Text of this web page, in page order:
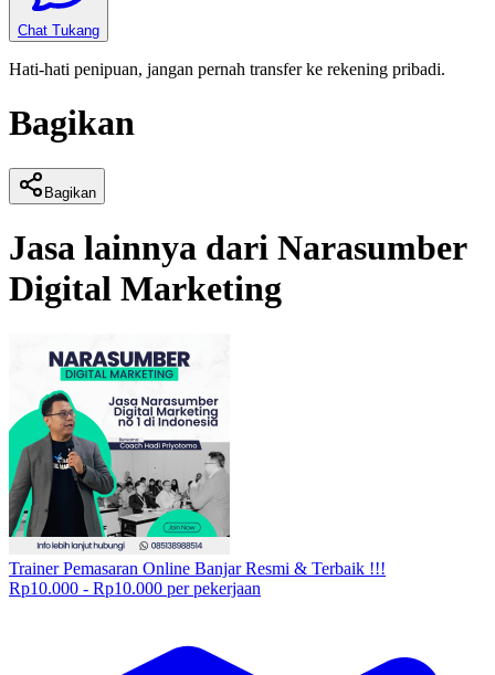
Chat Tukang
Hati-hati penipuan, jangan pernah transfer ke rekening pribadi.
Bagikan
Bagikan
Jasa lainnya dari Narasumber
Digital Marketing
Trainer Pemasaran Online Banjar Resmi & Terbaik !!!
Rp10.000 - Rp10.000 per pekerjaan